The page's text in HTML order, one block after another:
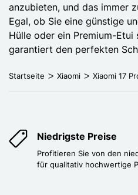
anzubieten, und das immer
Egal, ob Sie eine günstige
Hülle oder ein Premium-Etui
garantiert den perfekten
Startseite Xiaomi Xiaomi 17
Niedrigste Preise
Profitieren Sie von den
für qualitativ hochwertige